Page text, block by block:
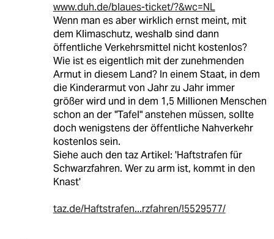
www.duh.de/blaues-ticket/?&wc=NL
Wenn man es aber wirklich ernst meint, mit
dem Klimaschutz, weshalb sind dann
öffentliche Verkehrsmittel nicht kostenlos?
Wie ist es eigentlich mit der zunehmenden
Armut in diesem Land? In einem Staat, in dem
die Kinderarmut von Jahr zu Jahr immer
größer wird und in dem 1,5 Millionen Menschen
schon an der "Tafel" anstehen müssen, sollte
doch wenigstens der öffentliche Nahverkehr
kostenlos sein.
Siehe auch den taz Artikel: 'Haftstrafen für
Schwarzfahren. Wer zu arm ist, kommt in den
Knast'
taz.de/Haftstrafen...rzfahren/!5529577/